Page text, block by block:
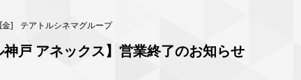
金] テアトルシネマグループ
神戸 アネックス】営業終了のお知らせ